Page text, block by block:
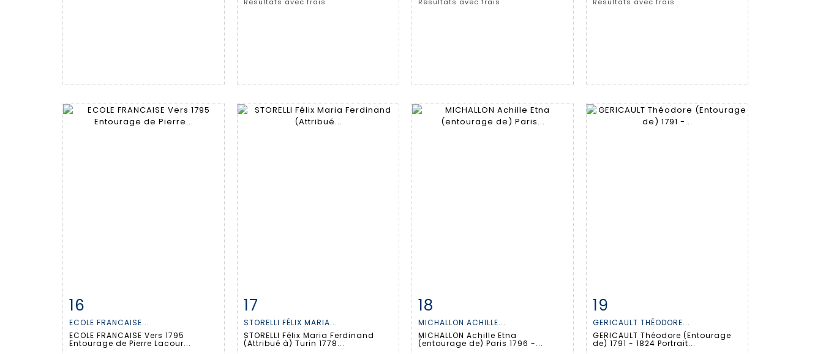
Résultats avec frais Résultats avec frais Résultats avec frais
Fiche détaillée
16
ECOLE FRANCAISE...
ECOLE FRANCAISE Vers 1795
Entourage de Pierre Lacour...
Fiche détaillée
17
STORELLI FÉLIX MARIA...
STORELLI Félix Maria Ferdinand
(Attribué à) Turin 1778...
Fiche détaillée
18
MICHALLON ACHILLE...
MICHALLON Achille Etna
(entourage de) Paris 1796 -...
Fiche détaillée
19
GERICAULT THÉODORE...
GERICAULT Théodore (Entourage
de) 1791 - 1824 Portrait...